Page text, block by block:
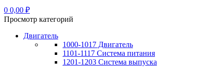
0 0,00 ₽
Просмотр категорий
Двигатель
1000-1017 Двигатель
1101-1117 Система питания
1201-1203 Система выпуска